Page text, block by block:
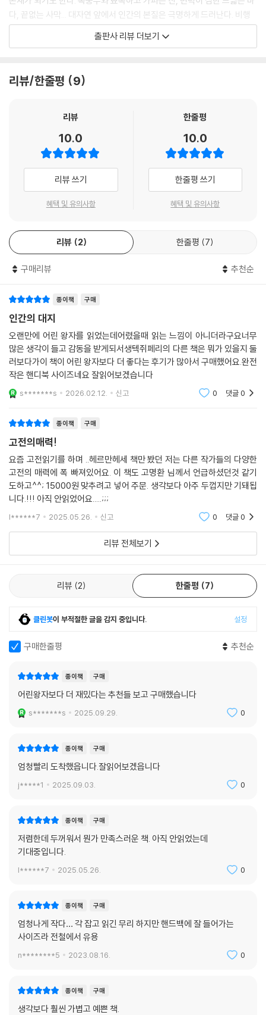
원사의 죽음이었다. 그 정원
사는 내게 이렇게 말하곤 했다. “아시겠소… 삽질을 할 때면 땀이 났지요.
류머티즘 때문에 다리가 뻐근했고, 이 노예 짓거리에 욕이 나옵디다. 그런
데 이제는 땅에서 그 삽질을 하고 싶소. 삽질하는 게 얼마나 좋아 보이는지!
내 나무들을 손질해주겠소?” 그는 땅 한 뙈기를 황무지로 남기고 갔다. 그
베푸는 자, 위대한 영주였다!
나의 꿈은 저 모래언덕, 저달, 저 존재들보다 더 현실적이다. 아아! 집이 근
이유는 당신을 보호해주거나 당신을 따뜻하게 해주기 때문도, 담장이 있기
때문도 아니다. 그건 바로, 집이 자기가 간직한 감미로움이라는 식량을 우
곳에서 꿈이 샘물처럼 솟아나 탄생하는 미지의 숲을 이루고 있기 때문이
다….
사하라여, 나의 사하라여, 실을 잣는 여인으로 인해 네가 완전히 마법에 걸
--- p.108
다, 끝없는 사막... 대자연 앞에서 인간의 본질은 극명하게 드러난다. 비행
사는 생각에 잠긴다. 평화로운 밤에서 비가 올 것을 예감하기도 하고 휘몰
아치는 폭풍우에서 명멸하는 달빛을 찾아낸다. 물 한모금 마실 수 없는 사
의 의미는 더욱 각별해진다. 정치와 종교, 현실을 떠나 대지는 생명이며 여
에서 우리는 무엇을 보게 될까. 고통과 공포, 경외가 가득히 담긴 인간 그
자체에 대한 탐구가 농밀히 담긴 소설 『인간의 대지』는 마치 한편의 시와
도 같다.
“살아 있는 별들 가운데 얼마나 많은 창문이 닫혀 있었으며, 얼마나 많은
다시 만나기 위해 노력해야 한다. 들판에서 드문드문 타오르는 저 불빛과
소통하려고 노력해야만 한다.”
출판사 리뷰 더보기
리뷰/한줄평 9
리뷰
10.0
리뷰 쓰기
혜택 및 유의사항
한줄평
10.0
한줄평 쓰기
혜택 및 유의사항
리뷰 2 한줄평 7
구매리뷰 추천순
종이책 구매
인간의 대지
오랜만에 어린 왕자를 읽었는데어렸을때 읽는 느낌이 아니더라구요너무
많은 생각이 들고 감동을 받게되서생텍쥐페리의 다른 책은 뭐가 있을지 둘
러보다가이 책이 어린 왕자보다 더 좋다는 후기가 많아서 구매했어요.완전
작은 핸디북 사이즈네요 잘읽어보겠습니다
s*******s 2026.02.12. 신고 0 댓글0
종이책 구매
고전의매력!
요즘 고전읽기를 하며 ..헤르만헤세 책만 봤던 저는 다른 작가들의 다양한
고전의 매력에 폭 빠져있어요. 이 책도 고명환 님께서 언급하셨던것 같기
도하고^^; 15000원 맞추려고 넣어 주문. 생각보다 아주 두껍지만 기돼됩
니다.!!! 아직 안읽었어요.....;;;
l******7 2025.05.26. 신고 0 댓글0
리뷰 전체보기
리뷰 2 한줄평 7
클린봇이 부적절한 글을 감지 중입니다. 설정
구매한줄평 추천순
종이책 구매
어린왕자보다 더 재밌다는 추천들 보고 구매했습니다
s*******s 2025.09.29. 0
종이책 구매
엄청빨리 도착했읍니다.잘읽어보겠읍니다
j*****1 2025.09.03. 0
종이책 구매
저렴한데 두꺼워서 뭔가 만족스러운 책. 아직 안읽었는데
기대중입니다.
l******7 2025.05.26. 0
종이책 구매
엄청나게 작다… 각 잡고 읽긴 무리 하지만 핸드백에 잘 들어가는
사이즈라 전철에서 유용
n********5 2023.08.16. 0
종이책 구매
생각보다 훨씬 가볍고 예쁜 책.